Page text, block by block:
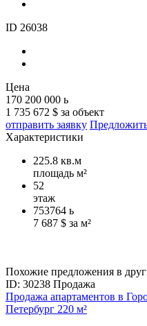
ID 26038
Цена
170 200 000 ь
1 735 672 $ за объект
отправить заявку
Характеристики
225.8 кв.м
площадь м²
52
этаж
753764 ь
7 687 $ за м²
Похожие предложения в
ID: 30238 Продажа
Продажа апартаментов в
Петербург 220 м²